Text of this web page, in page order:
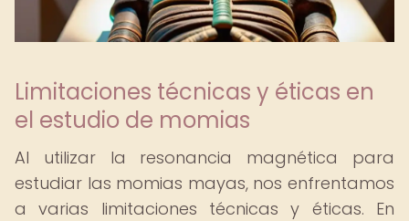
Limitaciones técnicas y éticas en
el estudio de momias
Al utilizar la resonancia magnética para
estudiar las momias mayas, nos enfrentamos
a varias limitaciones técnicas y éticas. En